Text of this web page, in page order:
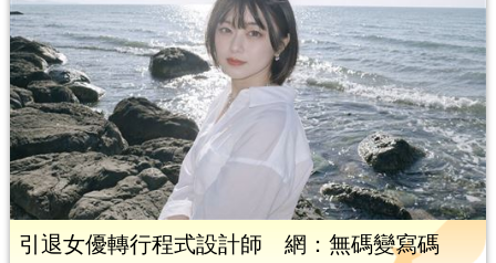
引退女優轉行程式設計師 網：無碼變寫碼